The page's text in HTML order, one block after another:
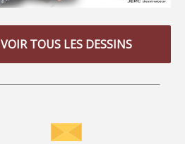
VOIR TOUS LES DESSINS